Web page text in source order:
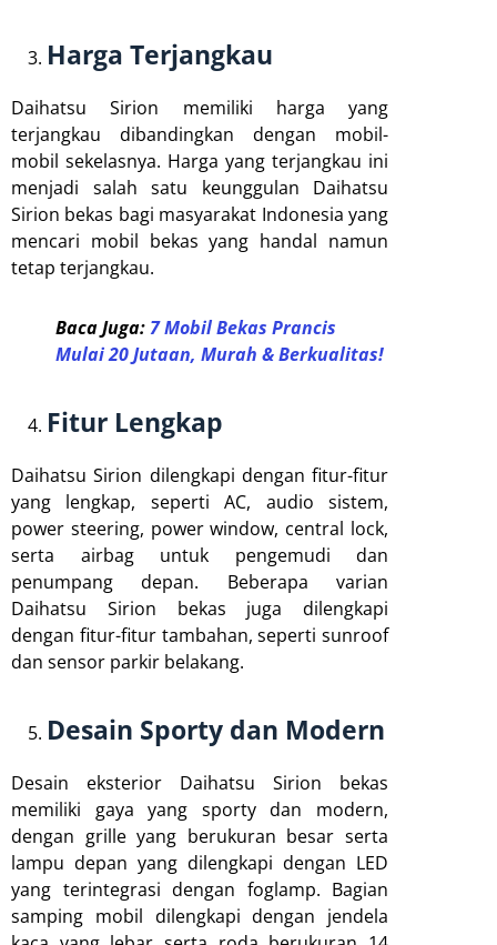
Harga Terjangkau
Daihatsu Sirion memiliki harga yang
terjangkau dibandingkan dengan mobil-
mobil sekelasnya. Harga yang terjangkau ini
menjadi salah satu keunggulan Daihatsu
Sirion bekas bagi masyarakat Indonesia yang
mencari mobil bekas yang handal namun
tetap terjangkau.
Baca Juga:7 Mobil Bekas Prancis
Mulai 20 Jutaan, Murah & Berkualitas!
Fitur Lengkap
Daihatsu Sirion dilengkapi dengan fitur-fitur
yang lengkap, seperti AC, audio sistem,
power steering, power window, central lock,
serta airbag untuk pengemudi dan
penumpang depan. Beberapa varian
Daihatsu Sirion bekas juga dilengkapi
dengan fitur-fitur tambahan, seperti sunroof
dan sensor parkir belakang.
Desain Sporty dan Modern
Desain eksterior Daihatsu Sirion bekas
memiliki gaya yang sporty dan modern,
dengan grille yang berukuran besar serta
lampu depan yang dilengkapi dengan LED
yang terintegrasi dengan foglamp. Bagian
samping mobil dilengkapi dengan jendela